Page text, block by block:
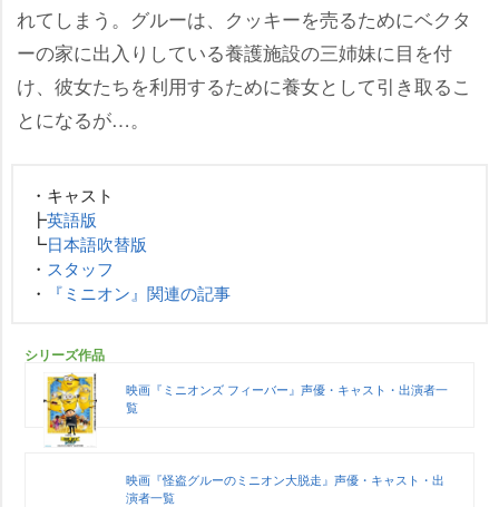
れてしまう。グルーは、クッキーを売るためにベクタ
ーの家に出入りしている養護施設の三姉妹に目を付
け、彼女たちを利用するために養女として引き取るこ
とになるが…。
・キャスト
┣英語版
┗日本語吹替版
・ スタッフ
・
『ミニオン』関連の記事
シリーズ作品
映画『ミニオンズ フィーバー』声優・キャスト・出演者一
覧
映画『怪盗グルーのミニオン大脱走』声優・キャスト・出
演者一覧